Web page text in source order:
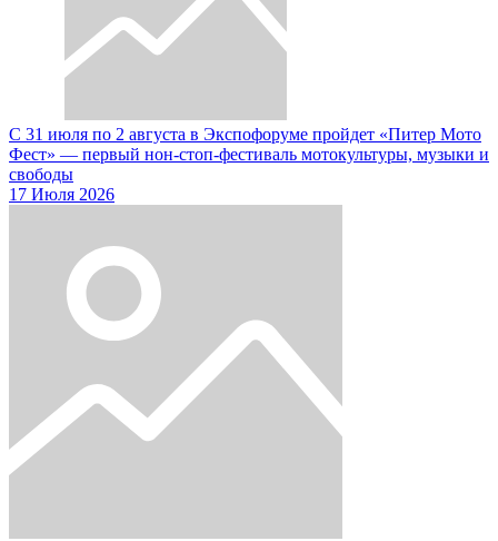
С 31 июля по 2 августа в Экспофоруме пройдет «Питер Мото
Фест» — первый нон-стоп-фестиваль мотокультуры, музыки и
свободы
17 Июля 2026